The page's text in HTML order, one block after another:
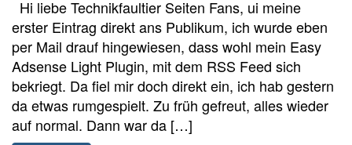
Hi liebe Technikfaultier Seiten Fans, ui meine
erster Eintrag direkt ans Publikum, ich wurde eben
per Mail drauf hingewiesen, dass wohl mein Easy
Adsense Light Plugin, mit dem RSS Feed sich
bekriegt. Da fiel mir doch direkt ein, ich hab gestern
da etwas rumgespielt. Zu früh gefreut, alles wieder
auf normal. Dann war da […]